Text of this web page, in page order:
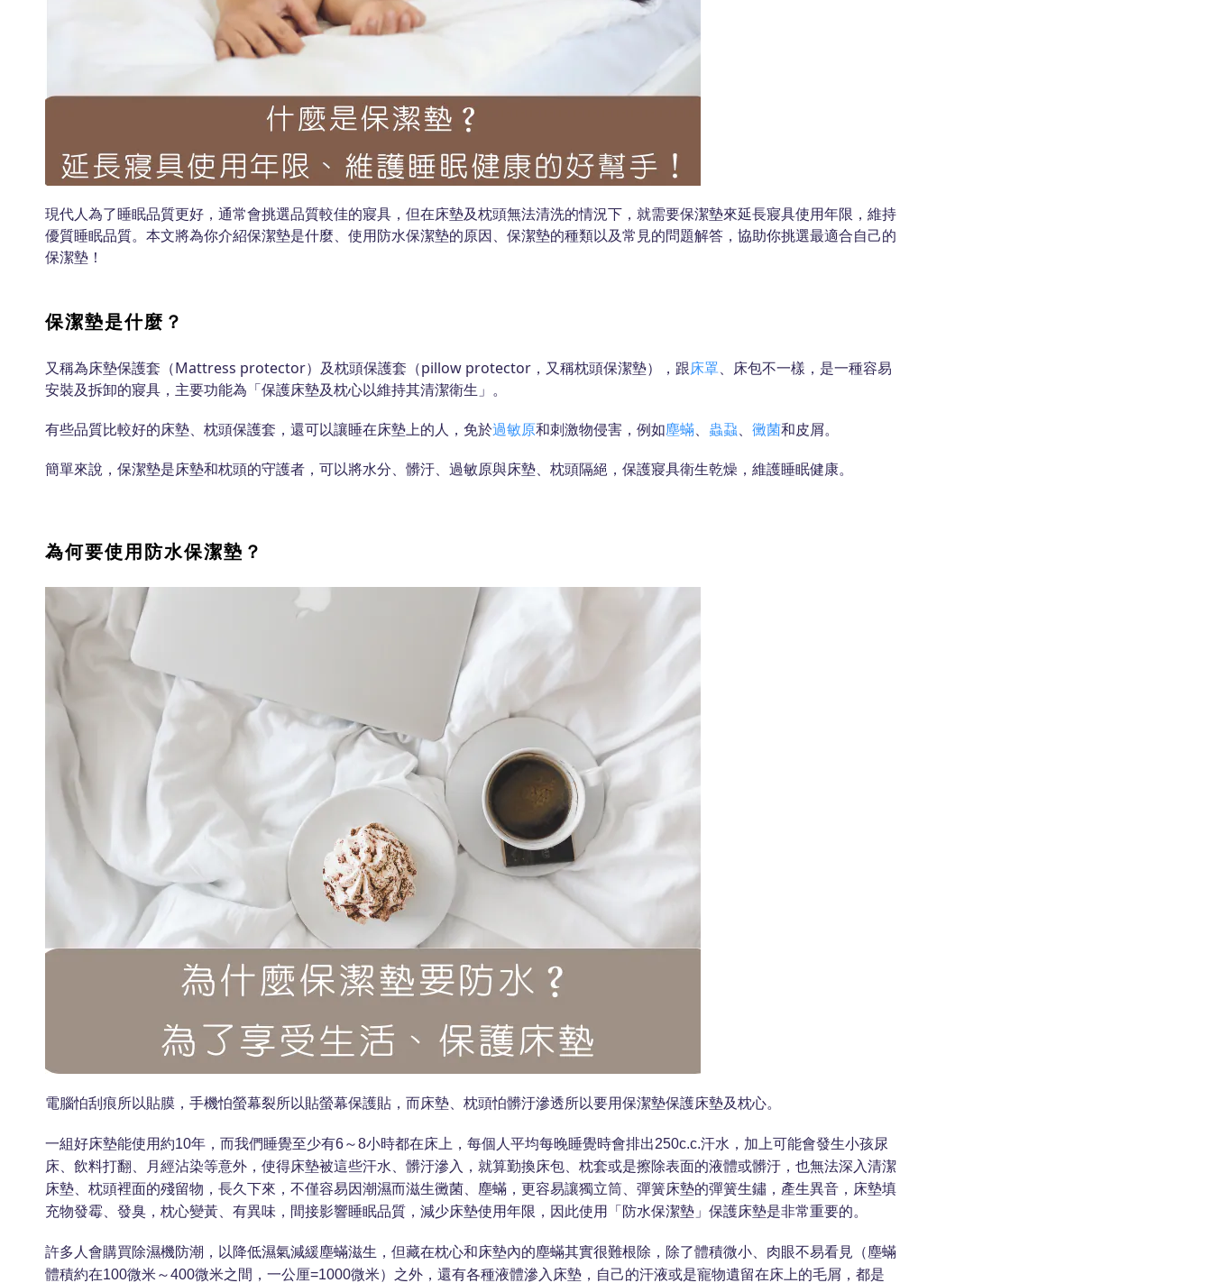
現代人為了睡眠品質更好，通常會挑選品質較佳的寢具，但在床墊及枕頭無法清洗的情況下，就需要保潔墊來延長寢具使用年限，維持
優質睡眠品質。本文將為你介紹保潔墊是什麼、使用防水保潔墊的原因、保潔墊的種類以及常見的問題解答，協助你挑選最適合自己的
保潔墊！
保潔墊是什麼？
又稱為床墊保護套（Mattress protector）及枕頭保護套（pillow protector，又稱枕頭保潔墊），跟床罩、床包不一樣，是一種容易
安裝及拆卸的寢具，主要功能為「保護床墊及枕心以維持其清潔衛生」。
有些品質比較好的床墊、枕頭保護套，還可以讓睡在床墊上的人，免於過敏原和刺激物侵害，例如塵蟎、 蟲蝨、 黴菌和皮屑。
簡單來說，保潔墊是床墊和枕頭的守護者，可以將水分、髒汙、過敏原與床墊、枕頭隔絕，保護寢具衛生乾燥，維護睡眠健康。
為何要使用防水保潔墊？
電腦怕刮痕所以貼膜，手機怕螢幕裂所以貼螢幕保護貼，而床墊、枕頭怕髒汙滲透所以要用保潔墊保護床墊及枕心。
一組好床墊能使用約10年，而我們睡覺至少有6～8小時都在床上，每個人平均每晚睡覺時會排出250c.c.汗水，加上可能會發生小孩尿
床、飲料打翻、月經沾染等意外，使得床墊被這些汗水、髒汙滲入，就算勤換床包、枕套或是擦除表面的液體或髒汙，也無法深入清潔
床墊、枕頭裡面的殘留物，長久下來，不僅容易因潮濕而滋生黴菌、塵蟎，更容易讓獨立筒、彈簧床墊的彈簧生鏽，產生異音，床墊填
充物發霉、發臭，枕心變黃、有異味，間接影響睡眠品質，減少床墊使用年限，因此使用「防水保潔墊」保護床墊是非常重要的。
許多人會購買除濕機防潮，以降低濕氣減緩塵蟎滋生，但藏在枕心和床墊內的塵蟎其實很難根除，除了體積微小、肉眼不易看見（塵蟎
體積約在100微米～400微米之間，一公厘=1000微米）之外，還有各種液體滲入床墊，自己的汗液或是寵物遺留在床上的毛屑，都是